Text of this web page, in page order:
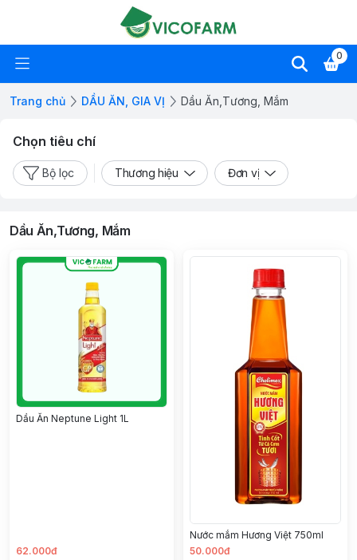
0
Trang chủ DẦU ĂN, GIA VỊ Dầu Ăn,Tương, Mắm
Chọn tiêu chí
Bộ lọc Thương hiệu Đơn vị
Dầu Ăn,Tương, Mắm
Dầu Ăn Neptune Light 1L
62.000đ
Nước mắm Hương Việt 750ml
50.000đ